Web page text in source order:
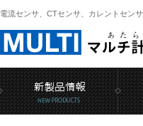
電流センサ、CTセンサ、カレントセン